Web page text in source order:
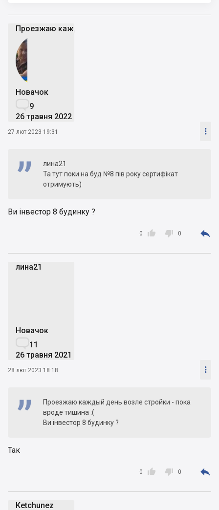
Проезжаю каждый день возле стройки - пока вроде
Новачок
9
26 травня 2022
27 лют 2023 19:31 
лина21
Та тут поки на буд №8 пів року сертифікат
отримують)
Ви інвестор 8 будинку ?

0  0 
лина21
Новачок
11
26 травня 2021
28 лют 2023 18:18 
Проезжаю каждый день возле стройки - пока
вроде тишина :(
Ви інвестор 8 будинку ?
Так

0  0 
Ketchunez